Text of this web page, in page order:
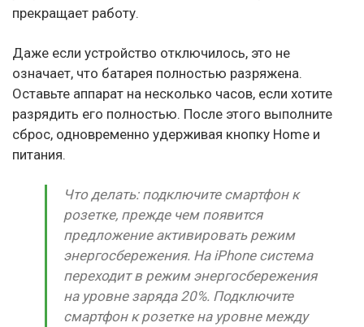
прекращает работу.
Даже если устройство отключилось, это не
означает, что батарея полностью разряжена.
Оставьте аппарат на несколько часов, если хотите
разрядить его полностью. После этого выполните
сброс, одновременно удерживая кнопку Home и
питания.
Что делать: подключите смартфон к
розетке, прежде чем появится
предложение активировать режим
энергосбережения. На iPhone система
переходит в режим энергосбережения
на уровне заряда 20%. Подключите
смартфон к розетке на уровне между